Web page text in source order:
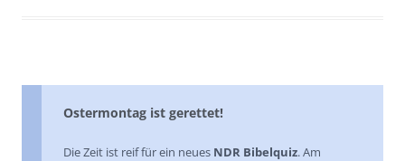
Ostermontag ist gerettet!
Die Zeit ist reif für ein neues NDR Bibelquiz. Am